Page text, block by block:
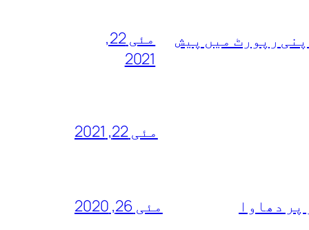
رپورٹ میں پیش
مئی 22,
2021
مئی 22, 2021
دھاوا مئی 26, 2020